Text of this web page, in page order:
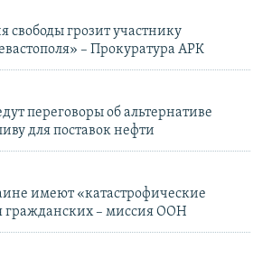
свободы грозит участнику
– Прокуратура АРК
переговоры об альтернативе
для поставок нефти
имеют «катастрофические
гражданских – миссия ООН